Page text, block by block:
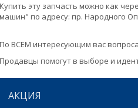
Купить эту запчасть можно как
машин" по адресу: пр. Народного
По ВСЕМ интересующим вас
Продавцы помогут в выборе и
АКЦИЯ